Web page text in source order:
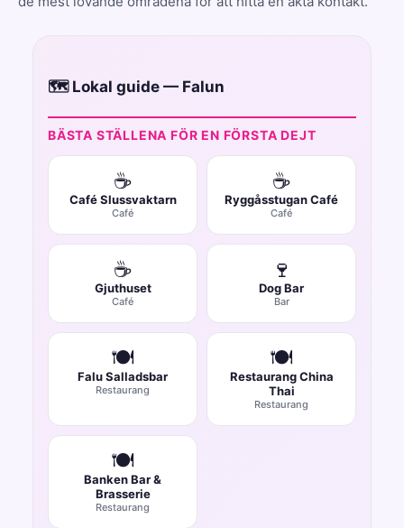
🗺️ Lokal guide — Falun
BÄSTA STÄLLENA FÖR EN FÖRSTA DEJT
☕
Café Slussvaktarn
Café
☕
Ryggåsstugan Café
Café
☕
Gjuthuset
Café
🍷
Dog Bar
Bar
🍽️
Falu Salladsbar
Restaurang
🍽️
Restaurang China
Thai
Restaurang
🍽️
Banken Bar &
Brasserie
Restaurang